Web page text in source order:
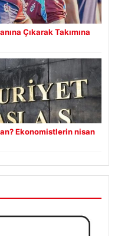
Çıkarak Takımına
Ekonomistlerin nisan